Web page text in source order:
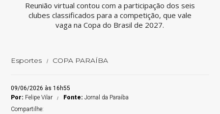
Reunião virtual contou com a participação dos seis
clubes classificados para a competição, que vale
vaga na Copa do Brasil de 2027.
Esportes COPA PARAÍBA
09/06/2026 às 16h55
Por: Felipe Vilar Fonte:Jornal da Paraíba
Compartilhe: